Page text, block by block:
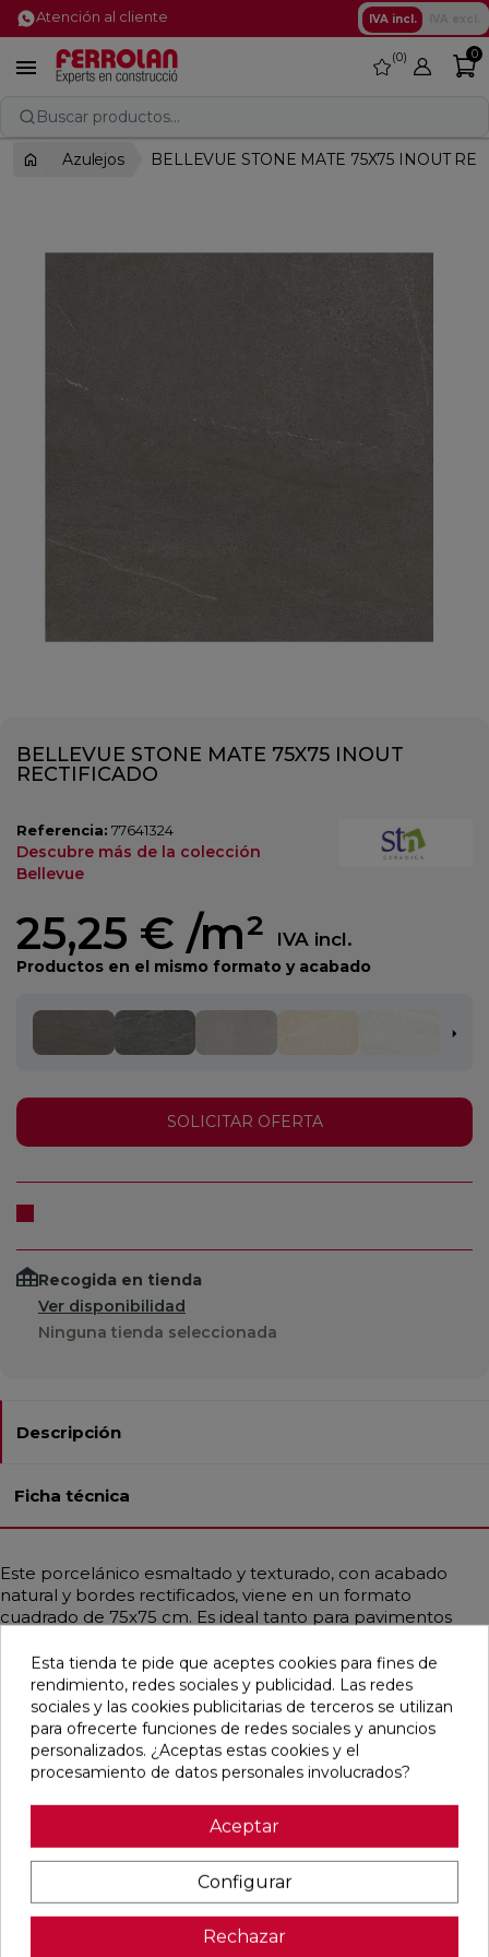
Atención al cliente IVA incl.
 favorite
0 0
Buscar productos...
Azulejos BELLEVUE STONE MATE 75X75 INOUT
BELLEVUE STONE MATE 75X75 INOUT
RECTIFICADO
Referencia: 77641324
Descubre más de la colección
Bellevue
25,25 € /m² IVA incl.
Productos en el mismo formato y acabado
SOLICITAR OFERTA
Recogida en tienda
Ver disponibilidad
Ninguna tienda seleccionada
Descripción
Ficha técnica
Este porcelánico esmaltado y texturado, con acabado
natural y bordes rectificados, viene en un formato
cuadrado de 75x75 cm. Es ideal tanto para pavimentos
residencias y comercios. Su resistencia a la helada y a las
manchas lo hace muy duradero. Con un estilo
contemporáneo y mediterráneo, emula la apariencia de la
piedra en tonos de gris medio y antracita, aportando un
toque elegante y moderno a cualquier espacio.
Pensamos que te puede interesar
favorite favorite favorite favorite
Esta tienda te pide que aceptes cookies para fines de
rendimiento, redes sociales y publicidad. Las redes
sociales y las cookies publicitarias de terceros se utilizan
para ofrecerte funciones de redes sociales y anuncios
personalizados. ¿Aceptas estas cookies y el
procesamiento de datos personales involucrados?
Aceptar
Configurar
Rechazar